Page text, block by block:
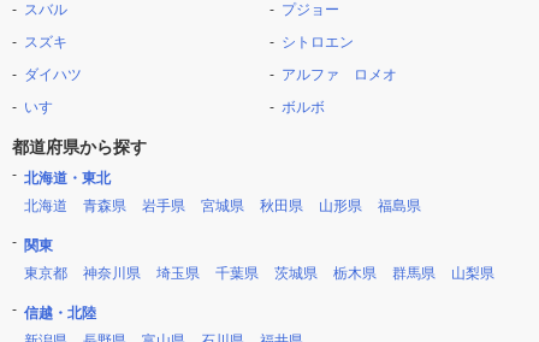
スバル
スズキ
ダイハツ
いすゞ
プジョー
シトロエン
アルファ ロメオ
ボルボ
都道府県から探す
北海道・東北
北海道
青森県 岩手県 宮城県 秋田県 山形県 福島県
関東
東京都
神奈川県 埼玉県 千葉県 茨城県 栃木県 群馬県 山梨県
信越・北陸